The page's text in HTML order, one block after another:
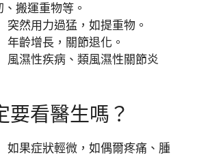
搬運重物等。
突然用力過猛，如提重物。
年齡增長，關節退化。
風濕性疾病、類風濕性關節炎
要看醫生嗎？
如果症狀輕微，如偶爾疼痛、腫